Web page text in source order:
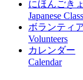
にほんごき
Japanese
ボランティ
Volunteers
カレンダー
Calendar